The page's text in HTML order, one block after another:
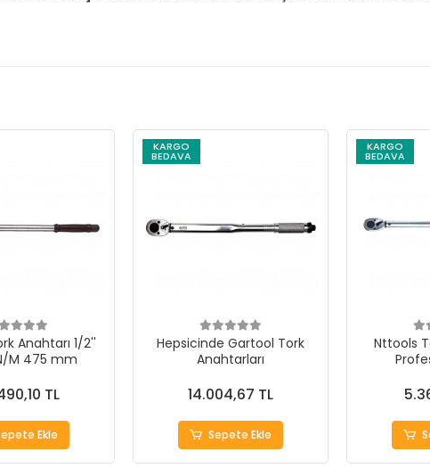
Anahtarı 1/2''
M 475 mm
TL
Ekle
KARGO
BEDAVA
Hepsicinde Gartool Tork
Anahtarları
14.004,67 TL
Sepete Ekle
KARGO
BEDAVA
Nttools